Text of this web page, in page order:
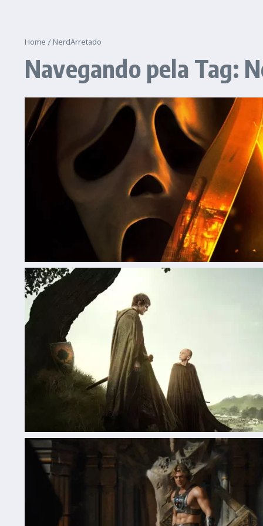
Home / NerdArretado
Navegando pela Tag: